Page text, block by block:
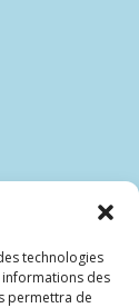
technologies
des
permettra de